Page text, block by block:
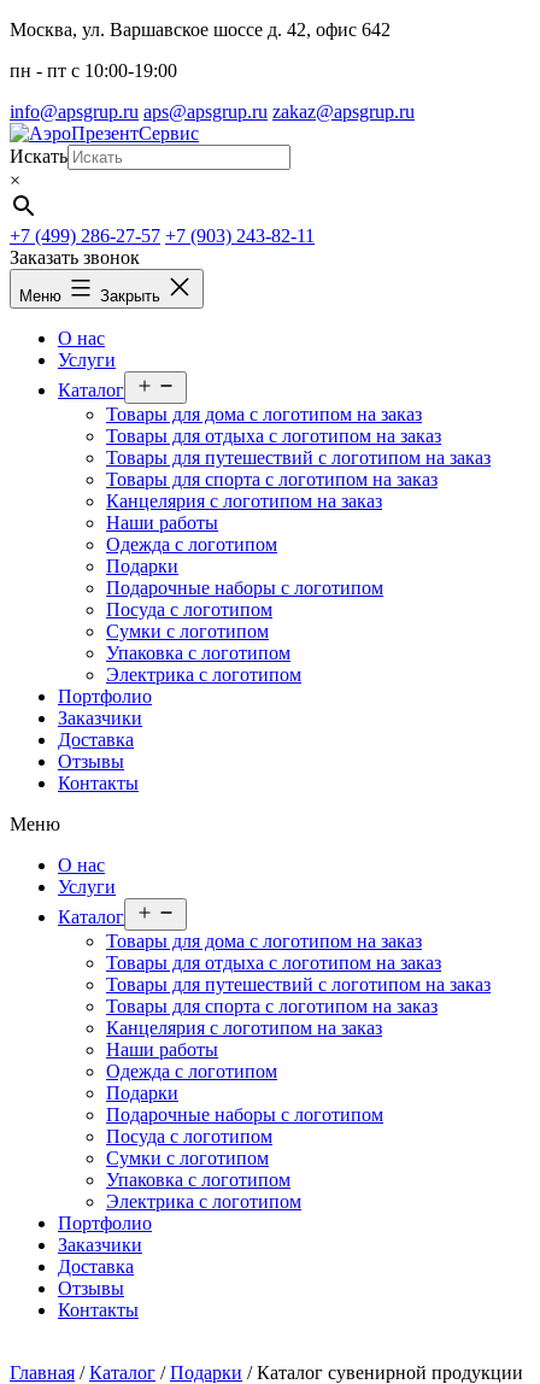
Перейти
содержимому
Москва, ул. Варшавское шоссе д. 42, офис 642
пн - пт c 10:00-19:00
info@apsgrup.ru aps@apsgrup.ru zakaz@apsgrup.ru
Искать
×
+7 (499) 286-27-57 +7 (903) 243-82-11
Заказать звонок
Меню Закрыть
О нас
Услуги
Каталог
меню
Товары для дома с логотипом на заказ
Товары для отдыха с логотипом на заказ
Товары для путешествий с логотипом на заказ
Товары для спорта с логотипом на заказ
Канцелярия с логотипом на заказ
Наши работы
Одежда с логотипом
Подарки
Подарочные наборы с логотипом
Посуда с логотипом
Сумки с логотипом
Упаковка с логотипом
Электрика с логотипом
Портфолио
Заказчики
Доставка
Отзывы
Контакты
Меню
О нас
Услуги
Каталог
меню
Товары для дома с логотипом на заказ
Товары для отдыха с логотипом на заказ
Товары для путешествий с логотипом на заказ
Товары для спорта с логотипом на заказ
Канцелярия с логотипом на заказ
Наши работы
Одежда с логотипом
Подарки
Подарочные наборы с логотипом
Посуда с логотипом
Сумки с логотипом
Упаковка с логотипом
Электрика с логотипом
Портфолио
Заказчики
Доставка
Отзывы
Контакты
Главная /Каталог /Подарки / Каталог сувенирной продукции